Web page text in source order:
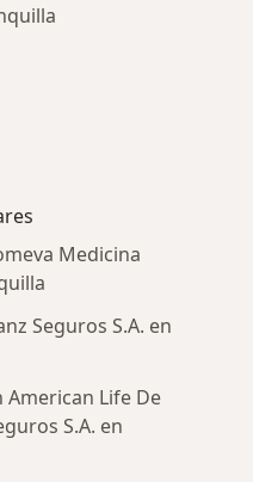
Medicina
Seguros S.A. en
American Life De
S.A. en